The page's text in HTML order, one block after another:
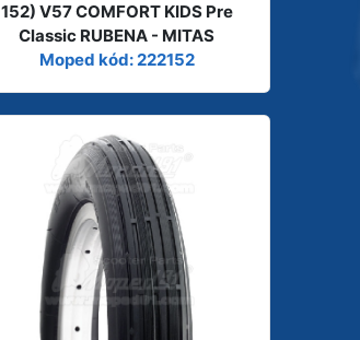
152) V57 COMFORT KIDS Pre
Classic RUBENA - MITAS
Moped kód: 222152